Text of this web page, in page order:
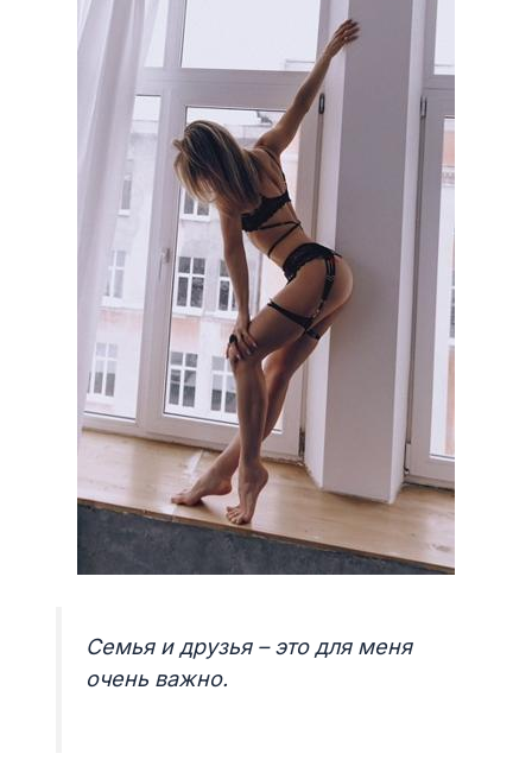
Семья и друзья – это для меня
очень важно.